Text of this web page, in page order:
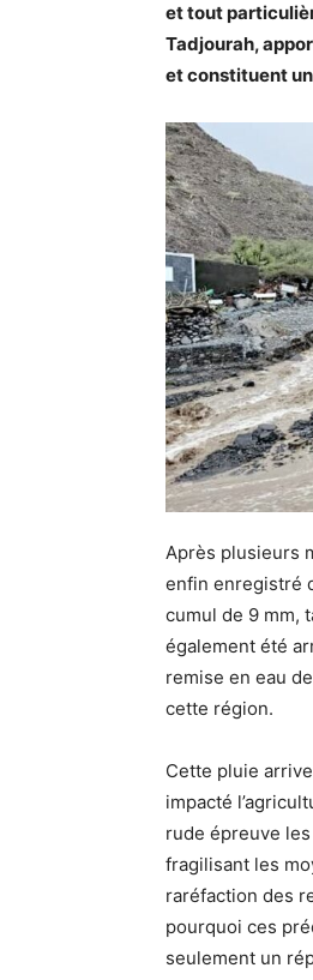
et tout
Tadjourah,
et constituent
Après plusieurs
enfin enregistré
cumul de 9 mm,
également été
remise en eau
cette région.
Cette pluie
impacté
rude épreuve
fragilisant les
raréfaction des
pourquoi ces
seulement un